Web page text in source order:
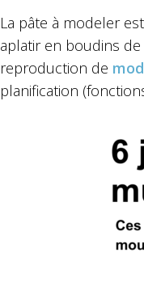
La pâte à modeler
aplatir en boudins
reproduction de
planification